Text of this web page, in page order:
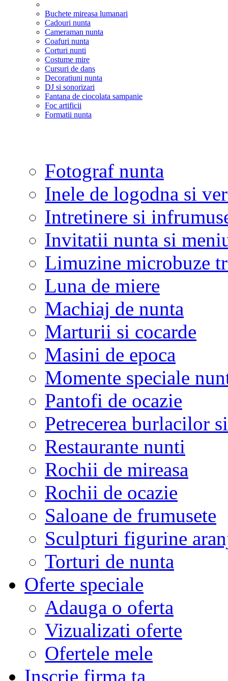
Buchete mireasa lumanari
Cadouri nunta
Cameraman nunta
Coafuri nunta
Corturi nunti
Costume mire
Cursuri de dans
Decoratiuni nunta
DJ si sonorizari
Fantana de ciocolata sampanie
Foc artificii
Formatii nunta
Fotograf nunta
Inele de logodna si
Intretinere si
Invitatii nunta si
Limuzine microbuze
Luna de miere
Machiaj de nunta
Marturii si cocarde
Masini de epoca
Momente speciale
Pantofi de ocazie
Petrecerea burlacilor
Restaurante nunti
Rochii de mireasa
Rochii de ocazie
Saloane de frumusete
Sculpturi figurine
Torturi de nunta
Oferte speciale
Adauga o oferta
Vizualizati oferte
Ofertele mele
Inscrie firma ta